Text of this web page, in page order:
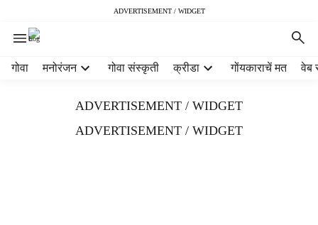
ADVERTISEMENT / WIDGET
गोवा मनोरंजन गोवा संस्कृती क्रीडा गोंयकाराचें मत वेब
ADVERTISEMENT / WIDGET
ADVERTISEMENT / WIDGET